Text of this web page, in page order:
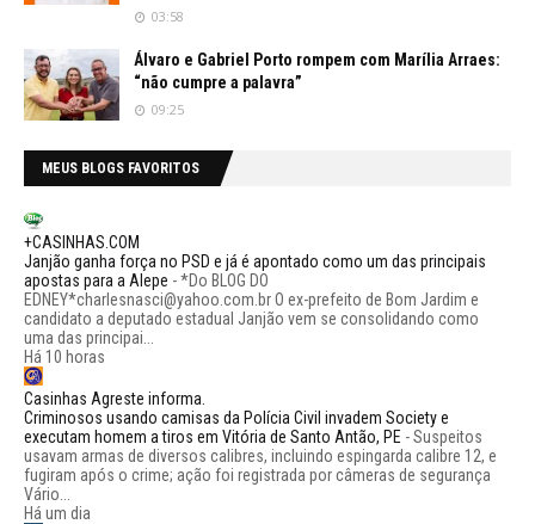
03:58
Álvaro e Gabriel Porto rompem com Marília Arraes:
“não cumpre a palavra”
09:25
MEUS BLOGS FAVORITOS
+CASINHAS.COM
Janjão ganha força no PSD e já é apontado como um das principais
apostas para a Alepe -*Do BLOG DO
EDNEY*charlesnasci@yahoo.com.br O ex-prefeito de Bom Jardim e
candidato a deputado estadual Janjão vem se consolidando como
uma das principai...
Há 10 horas
Casinhas Agreste informa.
Criminosos usando camisas da Polícia Civil invadem Society e
executam homem a tiros em Vitória de Santo Antão, PE -Suspeitos
usavam armas de diversos calibres, incluindo espingarda calibre 12, e
fugiram após o crime; ação foi registrada por câmeras de segurança
Vário...
Há um dia